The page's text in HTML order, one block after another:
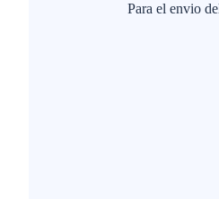
Para el envio